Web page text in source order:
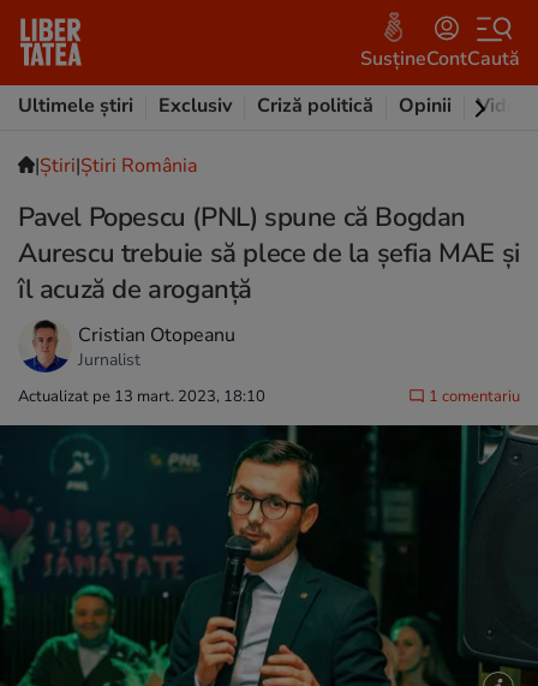
SusțineContCaută
Ultimele știri
Exclusiv Criză politică Opinii Video
|Ştiri|Știri România
Pavel Popescu (PNL) spune că Bogdan
Aurescu trebuie să plece de la şefia MAE și
îl acuză de aroganță
Cristian Otopeanu
Jurnalist
Actualizat pe 13 mart. 2023, 18:10 1 comentariu